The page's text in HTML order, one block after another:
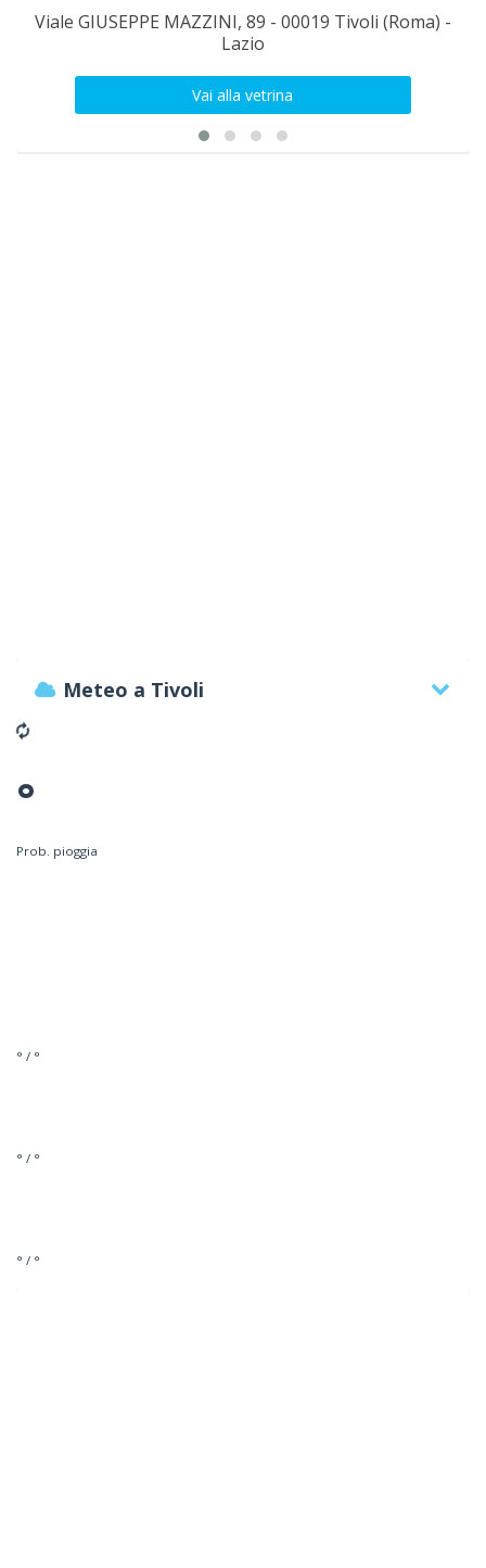
Viale GIUSEPPE MAZZINI, 89 - 00019 Tivoli (Roma) -
Lazio
Vai alla vetrina
Meteo a Tivoli
°
Prob. pioggia
° / °
° / °
° / °